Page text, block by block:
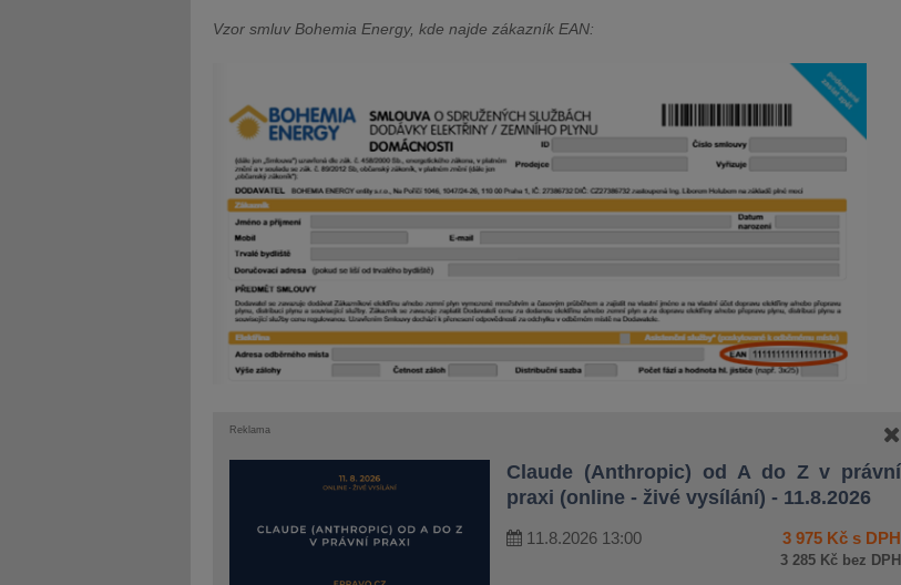
Vzor smluv Bohemia Energy, kde najde zákazník EAN:
Reklama
Claude (Anthropic) od A do Z v právní
praxi (online - živé vysílání) - 11.8.2026
11.8.2026 13:00 3 975 Kč s DPH
3 285 Kč bez DPH